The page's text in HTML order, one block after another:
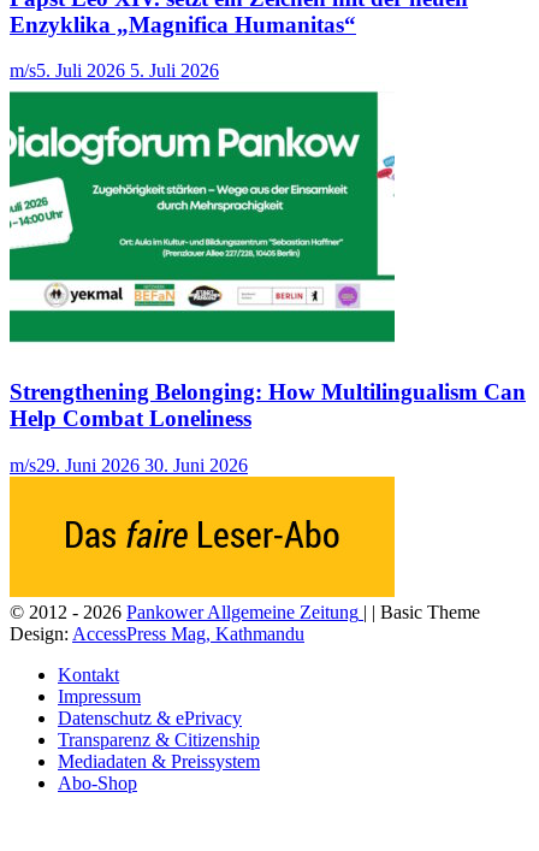
Enzyklika „Magnifica Humanitas“
m/s5. Juli 2026 5. Juli 2026
Strengthening Belonging: How Multilingualism Can
Help Combat Loneliness
m/s29. Juni 2026 30. Juni 2026
© 2012 - 2026 Pankower Allgemeine Zeitung | | Basic Theme
Design: AccessPress Mag, Kathmandu
Kontakt
Impressum
Datenschutz & ePrivacy
Transparenz & Citizenship
Mediadaten & Preissystem
Abo-Shop